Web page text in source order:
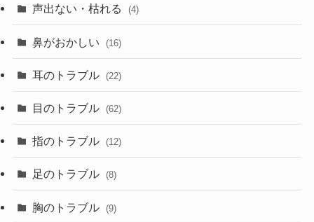
声出ない・枯れる (4)
鼻がおかしい (16)
耳のトラブル (22)
目のトラブル (62)
指のトラブル (12)
足のトラブル (8)
胸のトラブル (9)